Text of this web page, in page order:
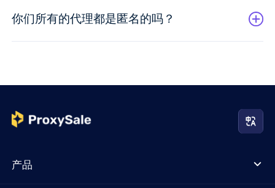
你们所有的代理都是匿名的吗？
产品